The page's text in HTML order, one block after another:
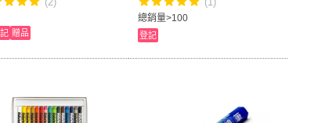
贈品
總銷量>100
登記